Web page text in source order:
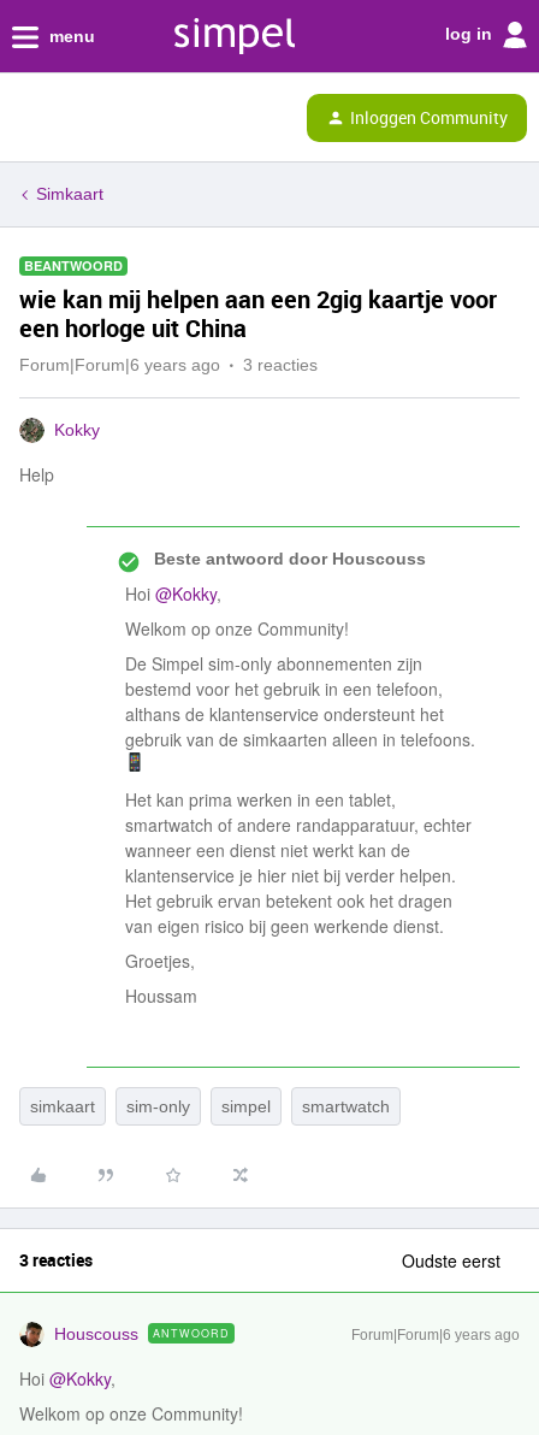
menu log in
Inloggen Community
Simkaart
BEANTWOORD
wie kan mij helpen aan een 2gig kaartje voor
een horloge uit China
Forum|Forum|6 years ago 3 reacties
Kokky
Help
Beste antwoord doorHouscouss
Hoi @Kokky,
Welkom op onze Community!
De Simpel sim-only abonnementen zijn
bestemd voor het gebruik in een telefoon,
althans de klantenservice ondersteunt het
gebruik van de simkaarten alleen in telefoons.
Het kan prima werken in een tablet,
smartwatch of andere randapparatuur, echter
wanneer een dienst niet werkt kan de
klantenservice je hier niet bij verder helpen.
Het gebruik ervan betekent ook het dragen
van eigen risico bij geen werkende dienst.
Groetjes,
Houssam
simkaart sim-only simpel smartwatch
3 reacties Oudste eerst
Houscouss ANTWOORD Forum|Forum|6 years ago
Hoi @Kokky,
Welkom op onze Community!